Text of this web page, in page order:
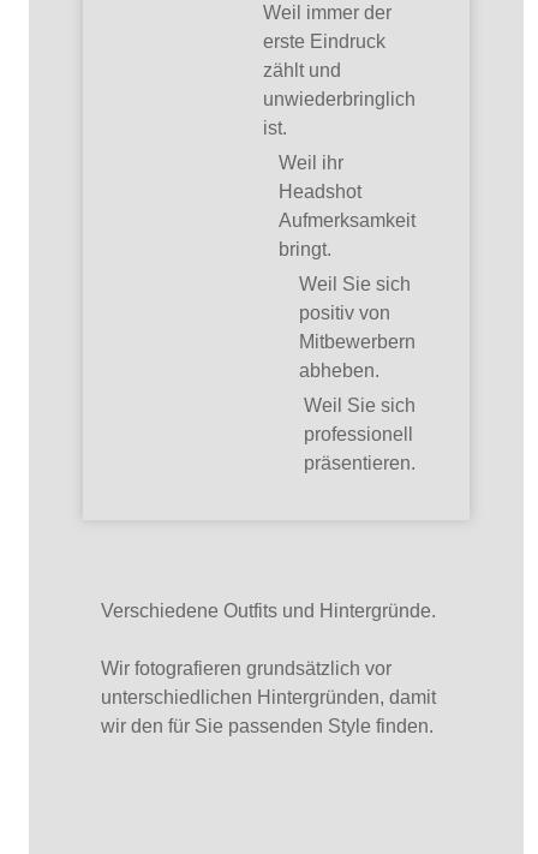
Weil immer der
erste Eindruck
zählt und
unwiederbringlich
ist.
Weil ihr
Headshot
Aufmerksamkeit
bringt.
Weil Sie sich
positiv von
Mitbewerbern
abheben.
Weil Sie sich
professionell
präsentieren.
Verschiedene Outfits und Hintergründe.
Wir fotografieren grundsätzlich vor
unterschiedlichen Hintergründen, damit
wir den für Sie passenden Style finden.